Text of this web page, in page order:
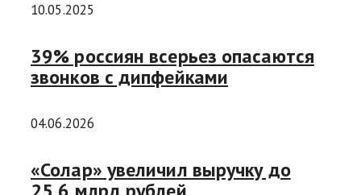
10.05.2025
39% россиян всерьез опасаются
звонков с дипфейками
04.06.2026
«Солар» увеличил выручку до